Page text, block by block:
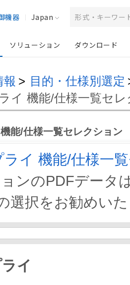
機器 Japan
ソリューション ダウンロード
報 > 目的・仕様別選定
イ 機能/仕様一覧セ
能/仕様一覧セレクション
イ 機能/仕様一
ンのPDFデータ
選択をお勧めい
イ